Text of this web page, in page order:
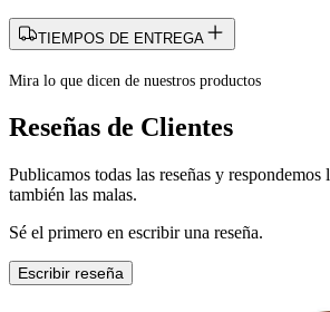
TIEMPOS DE ENTREGA
Mira lo que dicen de nuestros productos
Reseñas de Clientes
Publicamos todas las reseñas y respondemos
también las malas.
Sé el primero en escribir una reseña.
Escribir reseña